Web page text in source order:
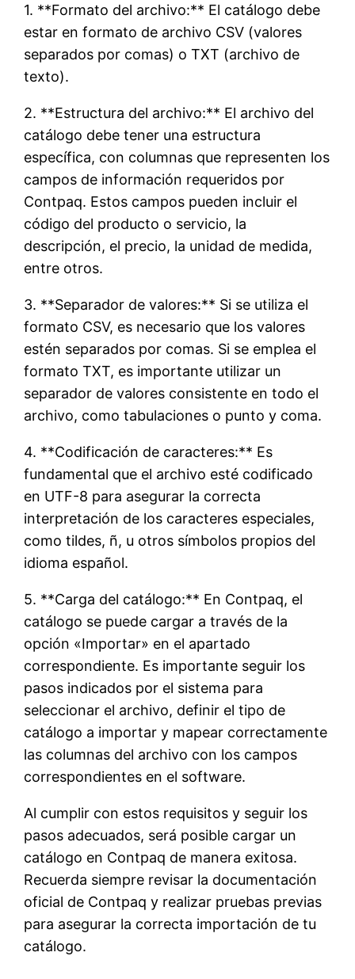
1. **Formato del archivo:** El catálogo debe
estar en formato de archivo CSV (valores
separados por comas) o TXT (archivo de
texto).
2. **Estructura del archivo:** El archivo del
catálogo debe tener una estructura
específica, con columnas que representen los
campos de información requeridos por
Contpaq. Estos campos pueden incluir el
código del producto o servicio, la
descripción, el precio, la unidad de medida,
entre otros.
3. **Separador de valores:** Si se utiliza el
formato CSV, es necesario que los valores
estén separados por comas. Si se emplea el
formato TXT, es importante utilizar un
separador de valores consistente en todo el
archivo, como tabulaciones o punto y coma.
4. **Codificación de caracteres:** Es
fundamental que el archivo esté codificado
en UTF-8 para asegurar la correcta
interpretación de los caracteres especiales,
como tildes, ñ, u otros símbolos propios del
idioma español.
5. **Carga del catálogo:** En Contpaq, el
catálogo se puede cargar a través de la
opción «Importar» en el apartado
correspondiente. Es importante seguir los
pasos indicados por el sistema para
seleccionar el archivo, definir el tipo de
catálogo a importar y mapear correctamente
las columnas del archivo con los campos
correspondientes en el software.
Al cumplir con estos requisitos y seguir los
pasos adecuados, será posible cargar un
catálogo en Contpaq de manera exitosa.
Recuerda siempre revisar la documentación
oficial de Contpaq y realizar pruebas previas
para asegurar la correcta importación de tu
catálogo.